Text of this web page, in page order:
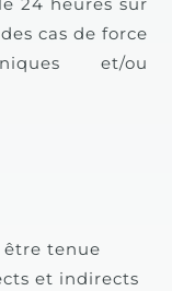
cas de force
et/ou
être tenue
et indirects